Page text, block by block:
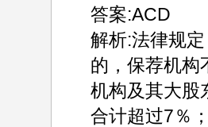
答案:ACD
解析:法律规
的，保荐机构
机构及其大股
合计超过7％